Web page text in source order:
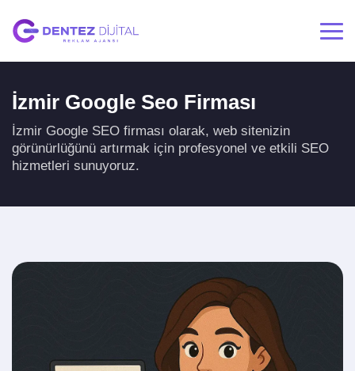
İzmir Google Seo Firması
İzmir Google SEO firması olarak, web sitenizin
görünürlüğünü artırmak için profesyonel ve etkili SEO
hizmetleri sunuyoruz.